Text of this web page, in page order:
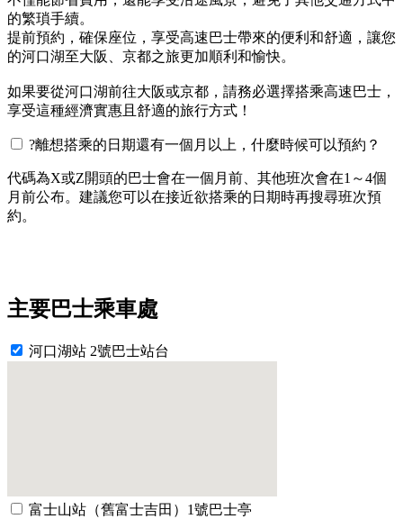
的繁瑣手續。
提前預約，確保座位，享受高速巴士帶來的便利和舒適，讓您
的河口湖至大阪、京都之旅更加順利和愉快。
如果要從河口湖前往大阪或京都，請務必選擇搭乘高速巴士，
享受這種經濟實惠且舒適的旅行方式！
?離想搭乘的日期還有一個月以上，什麼時候可以預約？
代碼為X或Z開頭的巴士會在一個月前、其他班次會在1～4個
月前公布。建議您可以在接近欲搭乘的日期時再搜尋班次預
約。
主要巴士乘車處
河口湖站 2號巴士站台
富士山站（舊富士吉田）1號巴士亭